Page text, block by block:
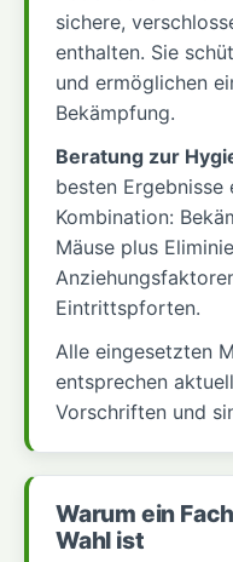
sichere,
enthalten. Sie
und ermöglichen
Bekämpfung.
Beratung zur
besten Ergebnisse
Kombination:
Mäuse plus
Eintrittspforten.
Alle eingesetzten
entsprechen
Vorschriften und
Warum ein
Wahl ist